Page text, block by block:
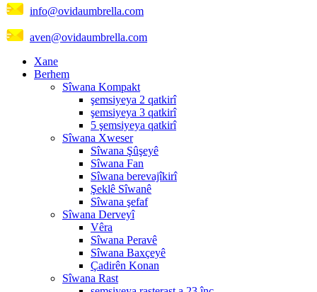
info@ovidaumbrella.com
aven@ovidaumbrella.com
Xane
Berhem
Sîwana Kompakt
şemsiyeya 2 qatkirî
şemsiyeya 3 qatkirî
5 şemsiyeya qatkirî
Sîwana Xweser
Sîwana Şûşeyê
Sîwana Fan
Sîwana berevajîkirî
Şeklê Sîwanê
Sîwana şefaf
Sîwana Derveyî
Vêra
Sîwana Peravê
Sîwana Baxçeyê
Çadirên Konan
Sîwana Rast